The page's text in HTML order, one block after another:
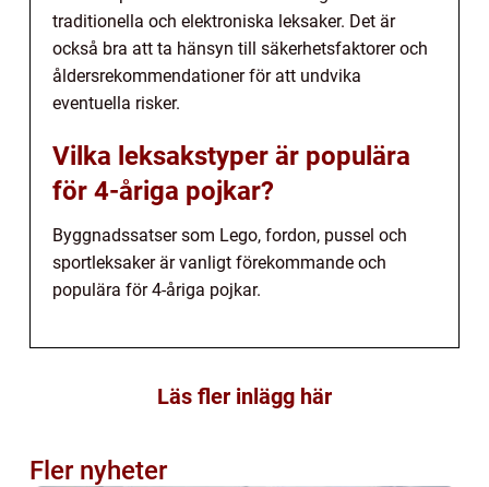
traditionella och elektroniska leksaker. Det är
också bra att ta hänsyn till säkerhetsfaktorer och
åldersrekommendationer för att undvika
eventuella risker.
Vilka leksakstyper är populära
för 4-åriga pojkar?
Byggnadssatser som Lego, fordon, pussel och
sportleksaker är vanligt förekommande och
populära för 4-åriga pojkar.
Läs fler inlägg här
Fler nyheter